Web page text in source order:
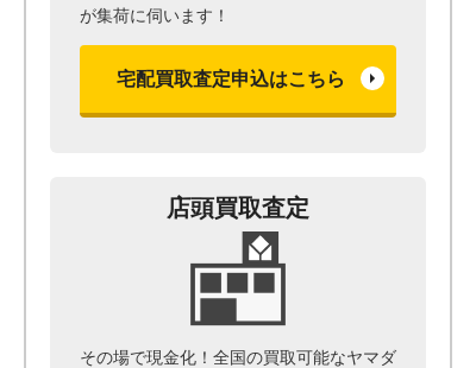
が集荷に伺います！
宅配買取査定申込はこちら
店頭買取査定
その場で現金化！全国の買取可能なヤマダ